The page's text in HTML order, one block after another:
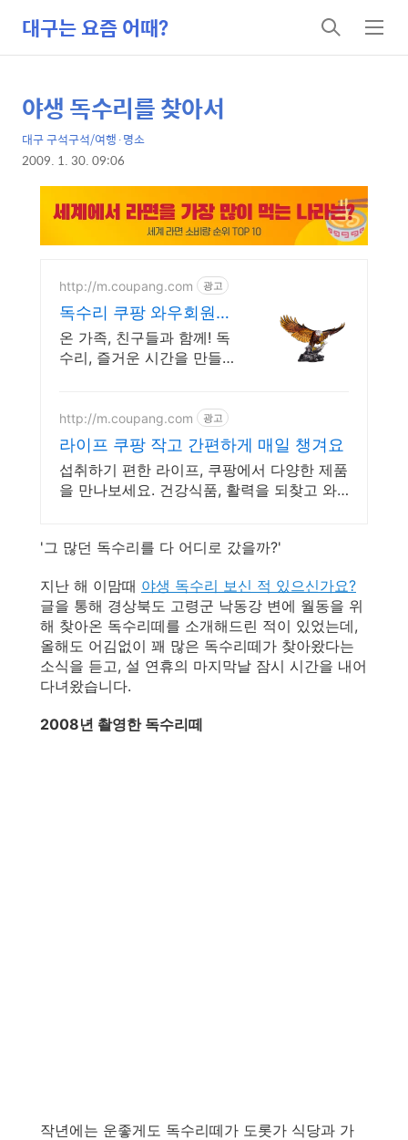
대구는 요즘 어때?
검
색
메
뉴
상
세
컨
본
제
목
야생 독수리를 찾아서
대구 구석구석/여행·명소
2009. 1. 30. 09:06
http://m.coupang.com 광고
독수리 쿠팡 와우회원
30일 무료반품
온 가족, 친구들과 함께! 독
수리, 즐거운 시간을 만들어
찬 놀이 시간을 선물하세요.
http://m.coupang.com 광고
라이프 쿠팡 작고 간편하게 매일 챙겨요
섭취하기 편한 라이프, 쿠팡에서 다양한 제품
을 만나보세요. 건강식품, 활력을 되찾고 와
'그 많던 독수리를 다 어디로 갔을까?'
지난 해 이맘때 야생 독수리 보신 적 있으신가요?
글을 통해 경상북도 고령군 낙동강 변에 월동을 위
해 찾아온 독수리떼를 소개해드린 적이 있었는데,
올해도 어김없이 꽤 많은 독수리떼가 찾아왔다는
소식을 듣고, 설 연휴의 마지막날 잠시 시간을 내어
다녀왔습니다.
2008년 촬영한 독수리떼
작년에는 운좋게도 독수리떼가 도롯가 식당과 가